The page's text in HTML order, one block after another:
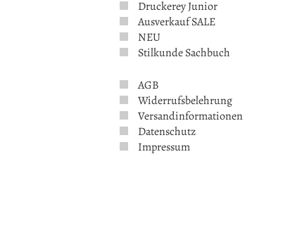
Druckerey Junior
Ausverkauf SALE
NEU
Stilkunde Sachbuch
AGB
Widerrufsbelehrung
Versandinformationen
Datenschutz
Impressum